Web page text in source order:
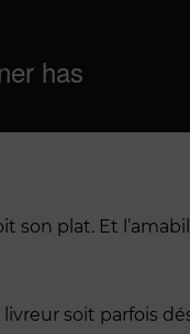
son plat. Et
soit parfois